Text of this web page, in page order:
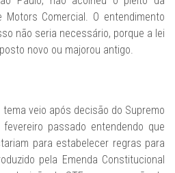
Motors Comercial. O entendimento
não seria necessário, porque a lei
novo ou majorou antigo.
veio após decisão do Supremo
passado entendendo que
para estabelecer regras para
pela Emenda Constitucional